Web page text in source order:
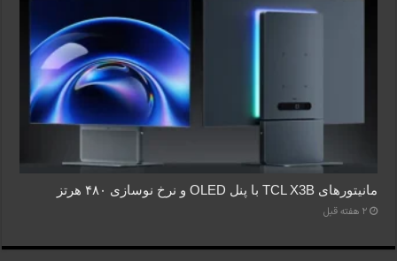
مانیتورهای TCL X3B با پنل OLED و نرخ نوسازی ۴۸۰ هرتز
2 هفته قبل